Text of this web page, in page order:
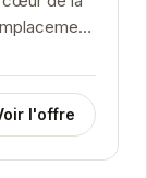
l'offre